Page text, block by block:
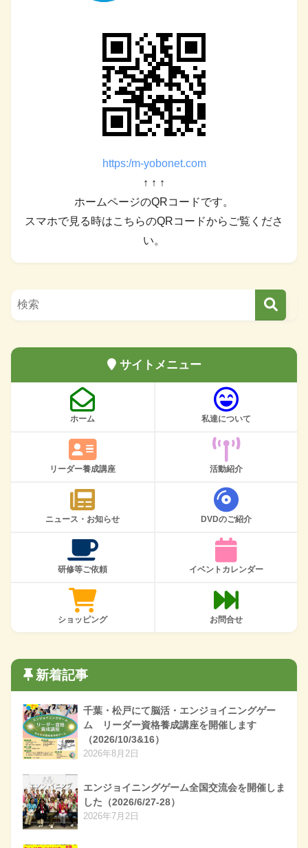
https:/m-yobonet.com
↑ ↑ ↑
ホームページのQRコードです。
スマホで見る時はこちらのQRコードからご覧くださ
い。
サイトメニュー
ホーム 私達について
リーダー養成講座 活動紹介
ニュース・お知らせ DVDのご紹介
研修等ご依頼 イベントカレンダー
ショッピング お問合せ
新着記事
千葉・松戸にて脳活・エンジョイニングゲー
ム リーダー資格養成講座を開催します
（2026/10/3&16）
2026年8月2日
エンジョイニングゲーム全国交流会を開催しま
した（2026/6/27-28）
2026年7月2日